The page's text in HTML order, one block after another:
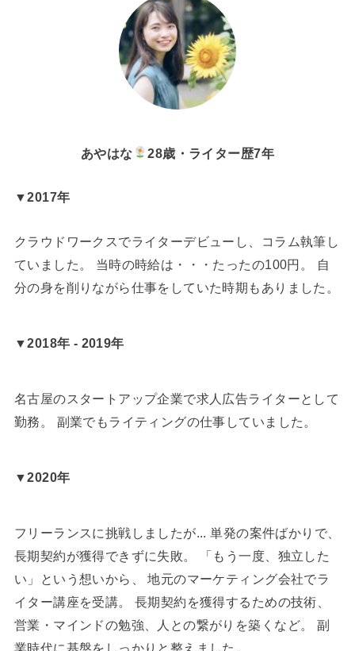
あやはな 28歳・ライター歴7年
▼2017年
クラウドワークスでライターデビューし、コラム執筆し
ていました。 当時の時給は・・・たったの100円。 自
分の身を削りながら仕事をしていた時期もありました。
▼2018年 - 2019年
名古屋のスタートアップ企業で求人広告ライターとして
勤務。 副業でもライティングの仕事していました。
▼2020年
フリーランスに挑戦しましたが... 単発の案件ばかりで、
長期契約が獲得できずに失敗。 「もう一度、独立した
い」という想いから、 地元のマーケティング会社でラ
イター講座を受講。 長期契約を獲得するための技術、
営業・マインドの勉強、人との繋がりを築くなど。 副
業時代に基盤をしっかりと整えました。